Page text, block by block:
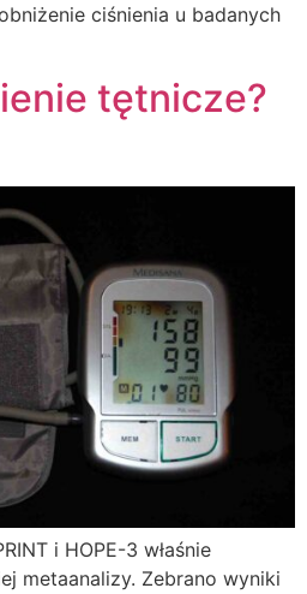
ciśnienia u badanych
tętnicze?
i HOPE-3 właśnie
metaanalizy. Zebrano wyniki